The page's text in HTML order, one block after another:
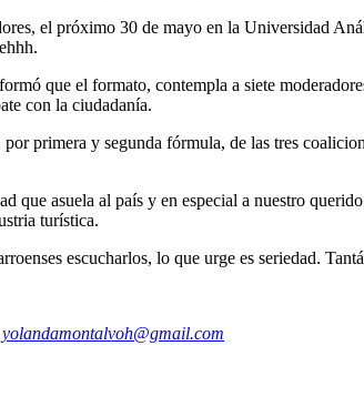
el próximo 30 de mayo en la Universidad
que el formato, contempla a siete
con la ciudadanía.
primera y segunda fórmula, de las tres
que asuela al país y en especial a nuestro
turística.
escucharlos, lo que urge es seriedad.
yolandamontalvoh@gmail.com